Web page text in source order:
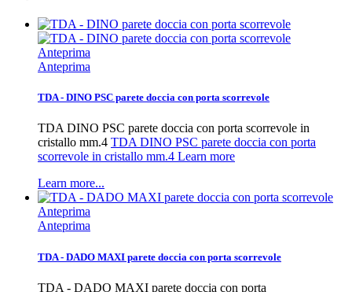
Anteprima
Anteprima
TDA - DINO PSC parete doccia con porta scorrevole
TDA DINO PSC parete doccia con porta scorrevole in
cristallo mm.4 TDA DINO PSC parete doccia con porta
scorrevole in cristallo mm.4 Learn more
Learn more...
Anteprima
Anteprima
TDA - DADO MAXI parete doccia con porta scorrevole
TDA - DADO MAXI parete doccia con porta